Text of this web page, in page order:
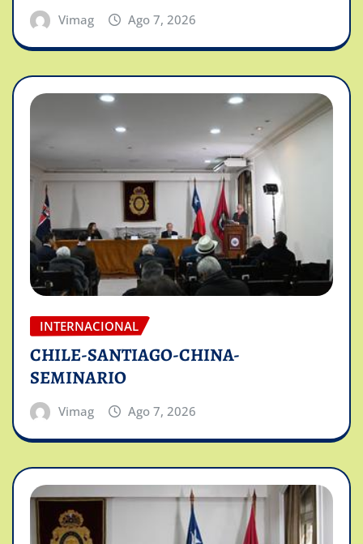
Vimag Ago 7, 2026
INTERNACIONAL
CHILE-SANTIAGO-CHINA-
SEMINARIO
Vimag Ago 7, 2026